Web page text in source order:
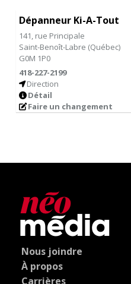
Dépanneur Ki-A-Tout
141, rue Principale
Saint-Benoît-Labre (Québec)
G0M 1P0
418-227-2199
Direction
Détail
Faire un changement
Nous joindre
À propos
Carrières